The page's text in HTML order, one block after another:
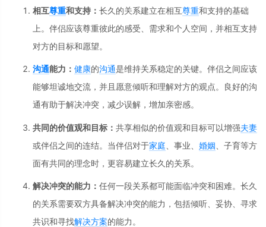
相互尊重和支持： 长久的关系建立在相互尊重和支持的基础
上。伴侣应该尊重彼此的感受、需求和个人空间，并相互支持
对方的目标和愿望。
沟通能力： 健康的沟通是维持关系稳定的关键。伴侣之间应该
能够坦诚地交流，并且愿意倾听和理解对方的观点。良好的沟
通有助于解决冲突，减少误解，增加亲密感。
共同的价值观和目标： 共享相似的价值观和目标可以增强夫妻
或伴侣之间的连结。当伴侣对于家庭 、事业、 婚姻 、子育等方
面有共同的理念时，更容易建立长久的关系。
解决冲突的能力： 任何一段关系都可能面临冲突和困难。长久
的关系需要双方具备解决冲突的能力，包括倾听、妥协、寻求
共识和寻找解决方案的能力。